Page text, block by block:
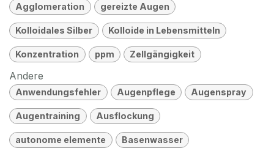
Agglomeration gereizte Augen
Kolloidales Silber Kolloide in Lebensmitteln
Konzentration ppm Zellgängigkeit
Andere
Anwendungsfehler Augenpflege Augenspray
Augentraining Ausflockung
autonome elemente Basenwasser